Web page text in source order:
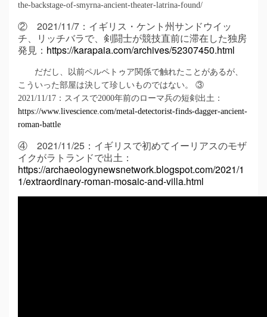
the-backstage-of-smyrna-ancient-theater-latrina-found/
② 2021/11/7 ： イギリス・ケント州サンドウイッ
チ、リッチバラで、 剣闘士が競技直前に滞在した独房
発見： https://karapaia.com/archives/52307450.html
だだし、以前ペルペトゥア関係で触れたことがあるが、
こういった部屋は決して珍しいものではない。
③
2021/11/17 ：スイスで2000年前のローマ兵の短剣出土：
https://www.livescience.com/metal-detectorist-finds-dagger-ancient-
roman-battle
④ 2021/11/25 ：イギリスで初めてイーリアスのモザ
イクがラトランドで出土：
https://archaeologynewsnetwork.blogspot.com/2021/1
1/extraordinary-roman-mosaic-and-villa.html